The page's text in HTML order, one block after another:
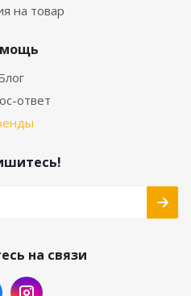
на товар
ответ
на связи